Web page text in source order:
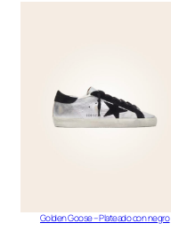
Golden Goose – Plateado con negro